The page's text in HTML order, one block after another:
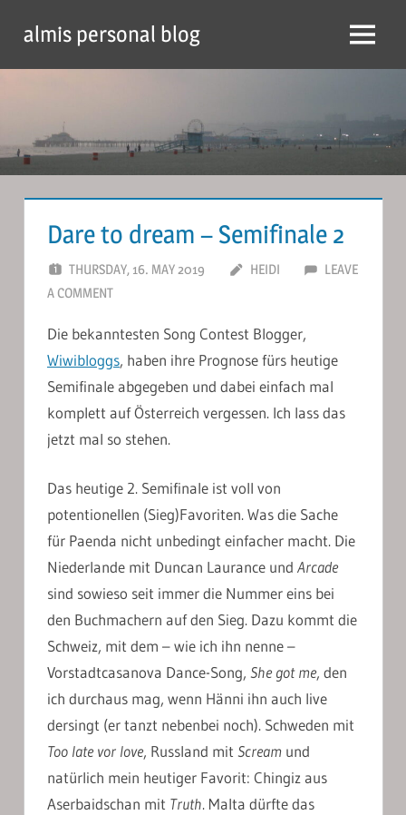
content
almis personal blog Menu
Dare to dream – Semifinale 2
THURSDAY, 16. MAY 2019 HEIDI
LEAVE
A COMMENT
Die bekanntesten Song Contest Blogger,
Wiwibloggs, haben ihre Prognose fürs heutige
Semifinale abgegeben und dabei einfach mal
komplett auf Österreich vergessen. Ich lass das
jetzt mal so stehen.
Das heutige 2. Semifinale ist voll von
potentionellen (Sieg)Favoriten. Was die Sache
für Paenda nicht unbedingt einfacher macht. Die
Niederlande mit Duncan Laurance und Arcade
sind sowieso seit immer die Nummer eins bei
den Buchmachern auf den Sieg. Dazu kommt die
Schweiz, mit dem – wie ich ihn nenne –
Vorstadtcasanova Dance-Song, She got me, den
ich durchaus mag, wenn Hänni ihn auch live
dersingt (er tanzt nebenbei noch). Schweden mit
Too late vor love, Russland mit Scream und
natürlich mein heutiger Favorit: Chingiz aus
Aserbaidschan mit Truth. Malta dürfte das